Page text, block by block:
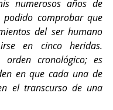
numerosos años de
podido comprobar que
del ser humano
en cinco heridas.
cronológico; es
en que cada una de
el transcurso de una